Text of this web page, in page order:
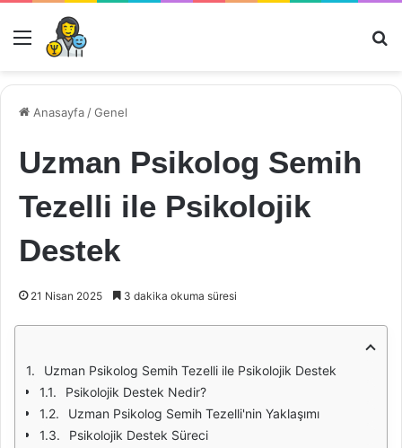
Menü
Anasayfa /Genel
Uzman Psikolog Semih
Tezelli ile Psikolojik
Destek
21 Nisan 2025 3 dakika okuma süresi
Uzman Psikolog Semih Tezelli ile Psikolojik Destek
Psikolojik Destek Nedir?
Uzman Psikolog Semih Tezelli'nin Yaklaşımı
Psikolojik Destek Süreci